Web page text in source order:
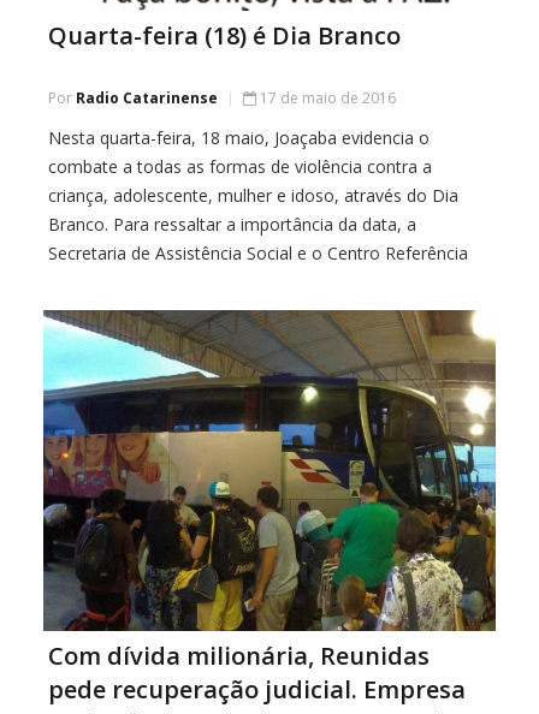
Quarta-feira (18) é Dia Branco
Por Radio Catarinense 17 de maio de 2016
Nesta quarta-feira, 18 maio, Joaçaba evidencia o
combate a todas as formas de violência contra a
criança, adolescente, mulher e idoso, através do Dia
Branco. Para ressaltar a importância da data, a
Secretaria de Assistência Social e o Centro Referência
comunidade joaçabense para abraçar a causa. Para […]
Com dívida milionária, Reunidas
pede recuperação judicial. Empresa